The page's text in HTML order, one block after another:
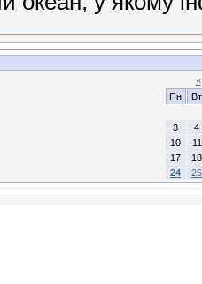
«
Пн
Вт
3
4
10
11
17
18
24
25